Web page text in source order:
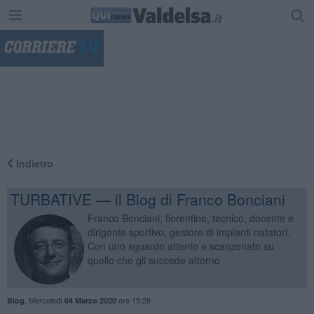
Indietro
TURBATIVE — il Blog di Franco Bonciani
Franco Bonciani, fiorentino, tecnico, docente e
dirigente sportivo, gestore di impianti natatori.
Con uno sguardo attento e scanzonato su
quello che gli succede attorno
Blog Mercoledì 04 Marzo 2020ore 15:28